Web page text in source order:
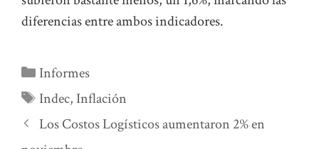
diferencias entre ambos indicadores.
Categorías
Informes
Etiquetas
Indec, Inflación
Los Costos Logísticos aumentaron 2% en